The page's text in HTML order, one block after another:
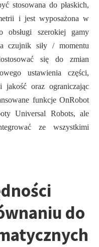
stosowana do płaskich,
i jest wyposażona w
obsługi szerokiej gamy
czujnik siły / momentu
się do zmian
ustawienia części,
jakość oraz ograniczając
funkcje OnRobot
Universal Robots, ale
ze wszystkimi
do